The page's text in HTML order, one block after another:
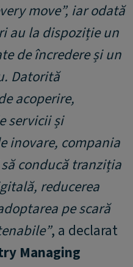
move”, iar odată
au la dispoziție un
de încredere și un
Datorită
acoperire,
servicii și
inovare, compania
conducă tranziția
reducerea
pe scară
, a declarat
Managing